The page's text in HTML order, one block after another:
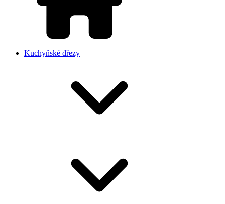
Kuchyňské dřezy